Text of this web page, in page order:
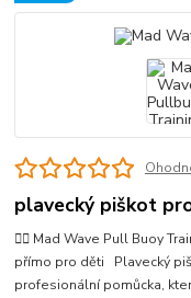
plavecký piškot
🏊‍♂️ Mad Wave Pull Buoy
přímo pro děti Plavecký
profesionální pomůcka,